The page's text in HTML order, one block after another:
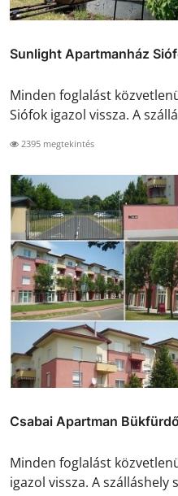
Sunlight Apartmanház
Minden foglalást
Siófok igazol vissza. A
2395 megtekintés
Csabai Apartman Bükfürdő
Minden foglalást
igazol vissza. A szálláshely